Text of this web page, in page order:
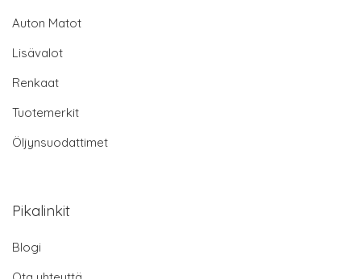
Auton Matot
Lisävalot
Renkaat
Tuotemerkit
Öljynsuodattimet
Pikalinkit
Blogi